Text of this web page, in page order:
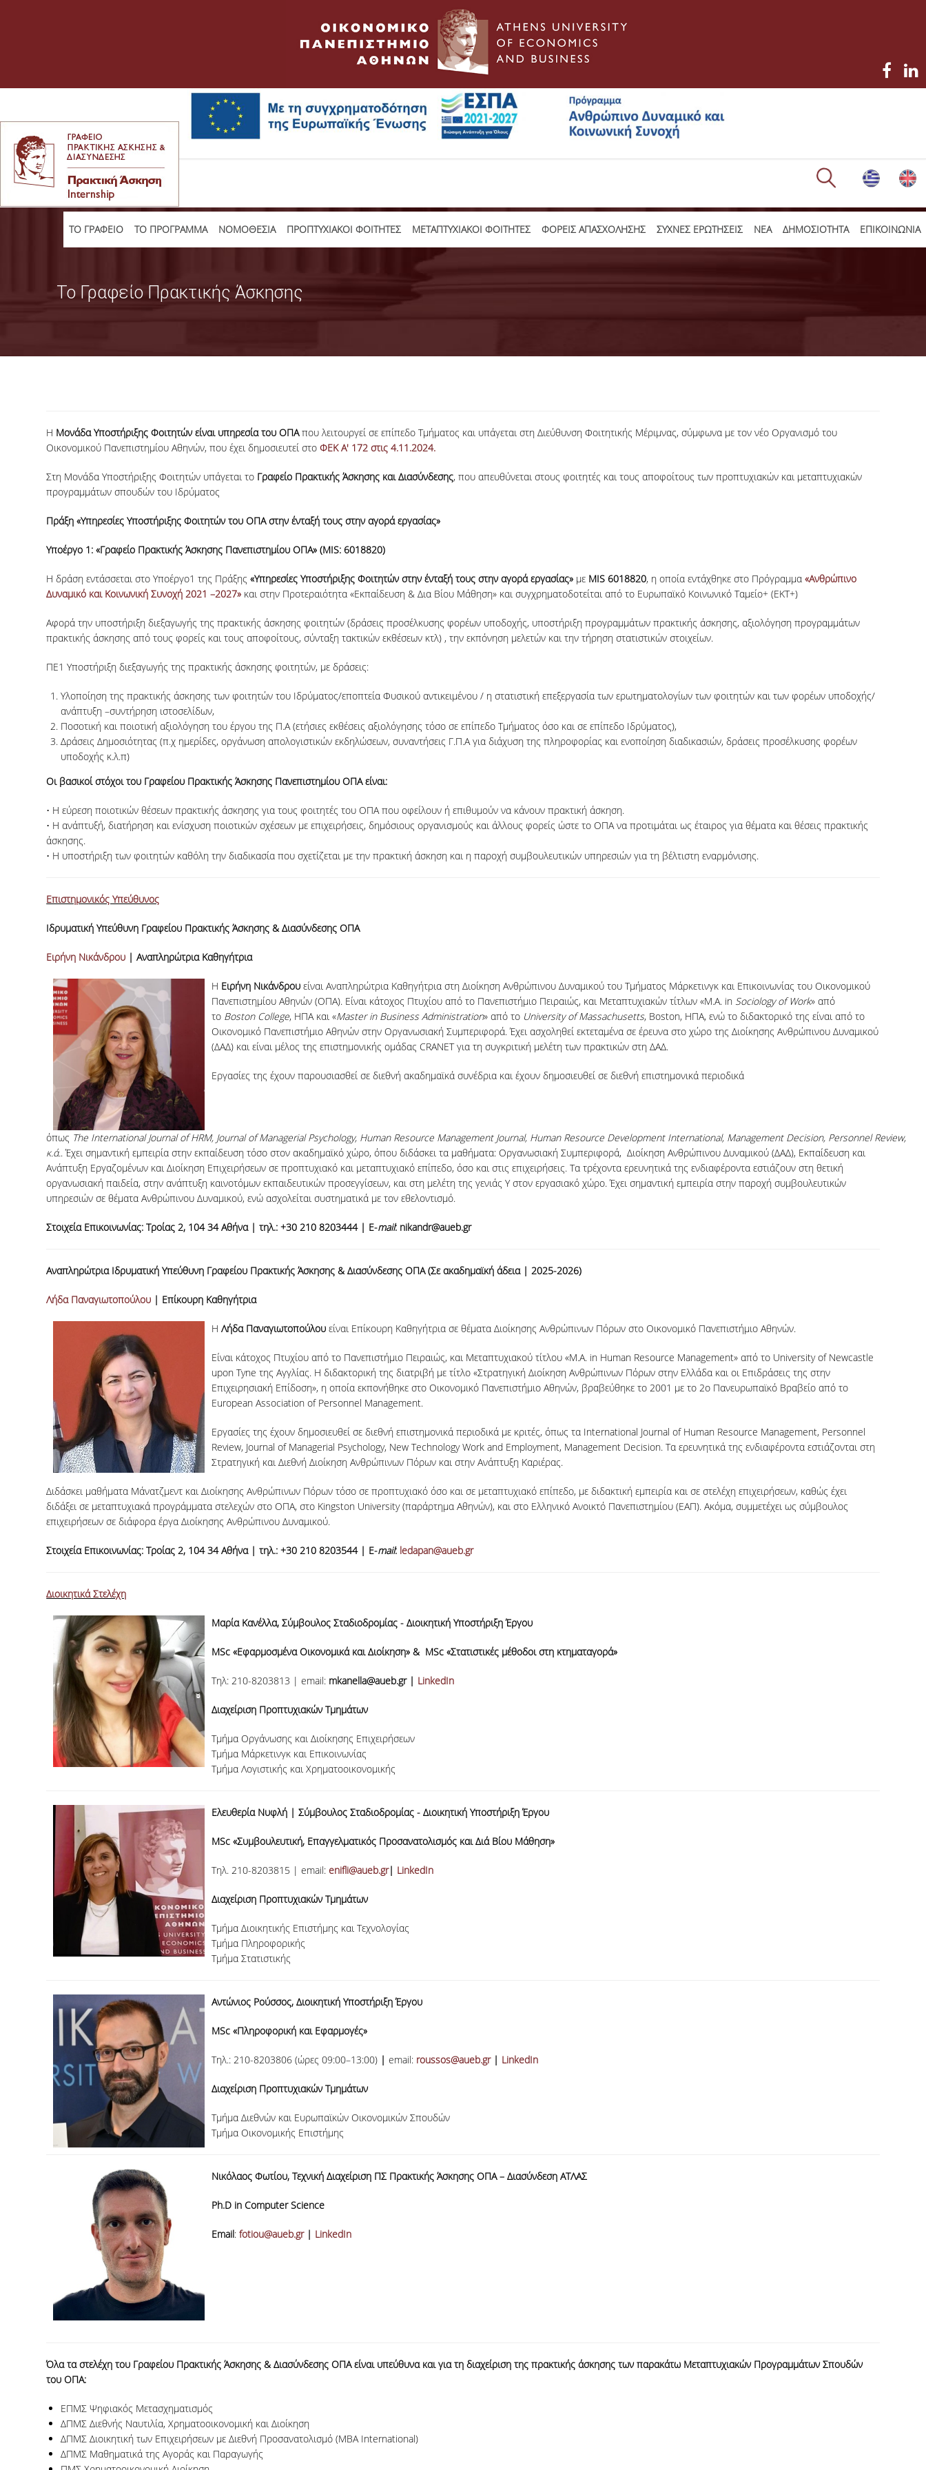
TO ΓΡΑΦΕΙΟ ΤΟ ΠΡΟΓΡΑΜΜΑ ΝΟΜΟΘΕΣΙΑ ΠΡΟΠΤΥΧΙΑΚΟΙ ΦΟΙΤΗΤΕΣ ΜΕΤΑΠΤΥΧΙΑΚΟΙ ΦΟΙΤΗΤΕΣ ΦΟΡΕΙΣ ΑΠΑΣΧΟΛΗΣΗΣ ΣΥΧΝΕΣ ΕΡΩΤΗΣΕΙΣ ΝΕΑ ΔΗΜΟΣΙΟΤΗΤΑ ΕΠΙΚΟΙΝΩΝΙΑ
Το Γραφείο Πρακτικής Άσκησης
Η Μονάδα Υποστήριξης Φοιτητών είναι υπηρεσία του ΟΠΑπου λειτουργεί σε επίπεδο Τμήματος και υπάγεται στη Διεύθυνση Φοιτητικής Μέριμνας, σύμφωνα με τον νέο Οργανισμό του
Οικονομικού Πανεπιστημίου Αθηνών, που έχει δημοσιευτεί στοΦΕΚ Α' 172 στις 4.11.2024.
Στη Μονάδα Υποστήριξης Φοιτητών υπάγεται το Γραφείο Πρακτικής Άσκησης και Διασύνδεσης, που απευθύνεται στους φοιτητές και τους αποφοίτους των προπτυχιακών και μεταπτυχιακών
προγραμμάτων σπουδών του Ιδρύματος
Πράξη «Υπηρεσίες Υποστήριξης Φοιτητών του ΟΠΑ στην ένταξή τους στην αγορά εργασίας»
Υποέργο 1: «Γραφείο Πρακτικής Άσκησης Πανεπιστημίου ΟΠΑ» (MIS: 6018820)
Η δράση εντάσσεται στο Υποέργο1 της Πράξης «Υπηρεσίες Υποστήριξης Φοιτητών στην ένταξή τους στην αγορά εργασίας» με MIS 6018820, η οποία εντάχθηκε στο Πρόγραμμα«Ανθρώπινο
Δυναμικό και Κοινωνική Συνοχή 2021 –2027» και στην Προτεραιότητα «Εκπαίδευση & Δια Βίου Μάθηση» και συγχρηματοδοτείται από το Ευρωπαϊκό Κοινωνικό Ταμείο+ (ΕΚΤ+)
Αφορά την υποστήριξη διεξαγωγής της πρακτικής άσκησης φοιτητών (δράσεις προσέλκυσης φορέων υποδοχής, υποστήριξη προγραμμάτων πρακτικής άσκησης, αξιολόγηση προγραμμάτων
πρακτικής άσκησης από τους φορείς και τους αποφοίτους, σύνταξη τακτικών εκθέσεων κτλ) , την εκπόνηση μελετών και την τήρηση στατιστικών στοιχείων.
ΠΕ1 Υποστήριξη διεξαγωγής της πρακτικής άσκησης φοιτητών, με δράσεις:
Υλοποίηση της πρακτικής άσκησης των φοιτητών του Ιδρύματος/εποπτεία Φυσικού αντικειμένου / η στατιστική επεξεργασία των ερωτηματολογίων των φοιτητών και των φορέων υποδοχής/
ανάπτυξη –συντήρηση ιστοσελίδων,
Ποσοτική και ποιοτική αξιολόγηση του έργου της Π.Α (ετήσιες εκθέσεις αξιολόγησης τόσο σε επίπεδο Τμήματος όσο και σε επίπεδο Ιδρύματος),
Δράσεις Δημοσιότητας (π.χ ημερίδες, οργάνωση απολογιστικών εκδηλώσεων, συναντήσεις Γ.Π.Α για διάχυση της πληροφορίας και ενοποίηση διαδικασιών, δράσεις προσέλκυσης φορέων
υποδοχής κ.λ.π)
Οι βασικοί στόχοι του Γραφείου Πρακτικής Άσκησης Πανεπιστημίου ΟΠΑ είναι:
• Η εύρεση ποιοτικών θέσεων πρακτικής άσκησης για τους φοιτητές του ΟΠΑ που οφείλουν ή επιθυμούν να κάνουν πρακτική άσκηση.
• Η ανάπτυξή, διατήρηση και ενίσχυση ποιοτικών σχέσεων με επιχειρήσεις, δημόσιους οργανισμούς και άλλους φορείς ώστε το ΟΠΑ να προτιμάται ως έταιρος για θέματα και θέσεις πρακτικής
άσκησης.
• Η υποστήριξη των φοιτητών καθόλη την διαδικασία που σχετίζεται με την πρακτική άσκηση και η παροχή συμβουλευτικών υπηρεσιών για τη βέλτιστη εναρμόνισης.
Επιστημονικός Υπεύθυνος
Ιδρυματική Υπεύθυνη Γραφείου Πρακτικής Άσκησης & Διασύνδεσης ΟΠΑ
Ειρήνη Νικάνδρου | Αναπληρώτρια Καθηγήτρια
Η Ειρήνη Νικάνδρου είναι Αναπληρώτρια Καθηγήτρια στη Διοίκηση Ανθρώπινου Δυναμικού του Τμήματος Μάρκετινγκ και Επικοινωνίας του Οικονομικού
Πανεπιστημίου Αθηνών (ΟΠΑ). Είναι κάτοχος Πτυχίου από το Πανεπιστήμιο Πειραιώς, και Μεταπτυχιακών τίτλων «M.A. in Sociology of Work» από
το Boston College, ΗΠΑ και «Master in Business Administration» από το University of Massachusetts, Boston, ΗΠΑ, ενώ το διδακτορικό της είναι από το
Οικονομικό Πανεπιστήμιο Αθηνών στην Οργανωσιακή Συμπεριφορά. Έχει ασχοληθεί εκτεταμένα σε έρευνα στο χώρο της Διοίκησης Ανθρώπινου Δυναμικού
(ΔΑΔ) και είναι μέλος της επιστημονικής ομάδας CRANET για τη συγκριτική μελέτη των πρακτικών στη ΔΑΔ.
Εργασίες της έχουν παρουσιασθεί σε διεθνή ακαδημαϊκά συνέδρια και έχουν δημοσιευθεί σε διεθνή επιστημονικά περιοδικά
όπως The International Journal of HRM, Journal of Managerial Psychology, Human Resource Management Journal, Human Resource Development International, Management Decision, Personnel Review,
κ.ά.. Έχει σημαντική εμπειρία στην εκπαίδευση τόσο στον ακαδημαϊκό χώρο, όπου διδάσκει τα μαθήματα: Οργανωσιακή Συμπεριφορά, Διοίκηση Ανθρώπινου Δυναμικού (ΔΑΔ), Εκπαίδευση και
Ανάπτυξη Εργαζομένων και Διοίκηση Επιχειρήσεων σε προπτυχιακό και μεταπτυχιακό επίπεδο, όσο και στις επιχειρήσεις. Τα τρέχοντα ερευνητικά της ενδιαφέροντα εστιάζουν στη θετική
οργανωσιακή παιδεία, στην ανάπτυξη καινοτόμων εκπαιδευτικών προσεγγίσεων, και στη μελέτη της γενιάς Υ στον εργασιακό χώρο. Έχει σημαντική εμπειρία στην παροχή συμβουλευτικών
υπηρεσιών σε θέματα Ανθρώπινου Δυναμικού, ενώ ασχολείται συστηματικά με τον εθελοντισμό.
Στοιχεία Επικοινωνίας:Τροίας 2, 104 34 Αθήνα | τηλ.: +30 210 8203444 | Ε-mail: nikandr@aueb.gr
Αναπληρώτρια Ιδρυματική Υπεύθυνη Γραφείου Πρακτικής Άσκησης & Διασύνδεσης ΟΠΑ (Σε ακαδημαϊκή άδεια | 2025-2026)
Λήδα Παναγιωτοπούλου | Επίκουρη Καθηγήτρια
ΗΛήδα Παναγιωτοπούλου είναι Επίκουρη Καθηγήτρια σε θέματα Διοίκησης Ανθρώπινων Πόρων στο Οικονομικό Πανεπιστήμιο Αθηνών.
Είναι κάτοχος Πτυχίου από το Πανεπιστήμιο Πειραιώς, και Μεταπτυχιακού τίτλου «M.A. in Human Resource Management» από το University of Newcastle
upon Tyne της Αγγλίας. Η διδακτορική της διατριβή με τίτλο «Στρατηγική Διοίκηση Ανθρώπινων Πόρων στην Ελλάδα και οι Επιδράσεις της στην
Επιχειρησιακή Επίδοση», η οποία εκπονήθηκε στο Οικονομικό Πανεπιστήμιο Αθηνών, βραβεύθηκε το 2001 με το 2ο Πανευρωπαϊκό Βραβείο από το
European Association of Personnel Management.
Εργασίες της έχουν δημοσιευθεί σε διεθνή επιστημονικά περιοδικά με κριτές, όπως τα International Journal of Human Resource Management, Personnel
Review, Journal of Managerial Psychology, New Technology Work and Employment, Management Decision. Τα ερευνητικά της ενδιαφέροντα εστιάζονται στη
Στρατηγική και Διεθνή Διοίκηση Ανθρώπινων Πόρων και στην Ανάπτυξη Καριέρας.
Διδάσκει μαθήματα Μάνατζμεντ και Διοίκησης Ανθρώπινων Πόρων τόσο σε προπτυχιακό όσο και σε μεταπτυχιακό επίπεδο, με διδακτική εμπειρία και σε στελέχη επιχειρήσεων, καθώς έχει
διδάξει σε μεταπτυχιακά προγράμματα στελεχών στο ΟΠΑ, στο Kingston University (παράρτημα Αθηνών), και στο Ελληνικό Ανοικτό Πανεπιστημίου (ΕΑΠ). Ακόμα, συμμετέχει ως σύμβουλος
επιχειρήσεων σε διάφορα έργα Διοίκησης Ανθρώπινου Δυναμικού.
Στοιχεία Επικοινωνίας:Τροίας 2, 104 34 Αθήνα | τηλ.: +30 210 8203544 | Ε-mail: ledapan@aueb.gr
Διοικητικά Στελέχη
Μαρία Κανέλλα, Σύμβουλος Σταδιοδρομίας - Διοικητική Υποστήριξη Έργου
MSc «Εφαρμοσμένα Οικονομικά και Διοίκηση» & MSc «Στατιστικές μέθοδοι στη κτηματαγορά»
Tηλ: 210-8203813 | email: mkanella@aueb.gr | LinkedIn
Διαχείριση Προπτυχιακών Τμημάτων
Τμήμα Οργάνωσης και Διοίκησης Επιχειρήσεων
Τμήμα Μάρκετινγκ και Επικοινωνίας
Τμήμα Λογιστικής και Χρηματοοικονομικής
Ελευθερία Νυφλή | Σύμβουλος Σταδιοδρομίας - Διοικητική Υποστήριξη Έργου
MSc «Συμβουλευτική, Επαγγελματικός Προσανατολισμός και Διά Βίου Μάθηση»
Τηλ. 210-8203815 | email:enifli@aueb.gr| LinkedIn
Διαχείριση Προπτυχιακών Τμημάτων
Τμήμα Διοικητικής Επιστήμης και Τεχνολογίας
Τμήμα Πληροφορικής
Τμήμα Στατιστικής
Αντώνιος Ρούσσος, Διοικητική Υποστήριξη Έργου
MSc «Πληροφορική και Εφαρμογές»
Tηλ.: 210-8203806 (ώρες 09:00–13:00) |email: roussos@aueb.gr| LinkedIn
Διαχείριση Προπτυχιακών Τμημάτων
Τμήμα Διεθνών και Ευρωπαϊκών Οικονομικών Σπουδών
Τμήμα Οικονομικής Επιστήμης
Νικόλαος Φωτίου, Τεχνική Διαχείριση ΠΣ Πρακτικής Άσκησης ΟΠΑ – Διασύνδεση ΑΤΛΑΣ
Ph.D in Computer Science
Email:fotiou@aueb.gr| LinkedIn
Όλα τα στελέχη του Γραφείου Πρακτικής Άσκησης & Διασύνδεσης ΟΠΑ είναι υπεύθυνα και για τη διαχείριση της πρακτικής άσκησης των παρακάτω Μεταπτυχιακών Προγραμμάτων Σπουδών
του ΟΠΑ:
EΠΜΣ Ψηφιακός Μετασχηματισμός
ΔΠΜΣ Διεθνής Ναυτιλία, Χρηματοοικονομική και Διοίκηση
ΔΠΜΣ Διοικητική των Επιχειρήσεων με Διεθνή Προσανατολισμό (MBA International)
ΔΠΜΣ Μαθηματικά της Αγοράς και Παραγωγής